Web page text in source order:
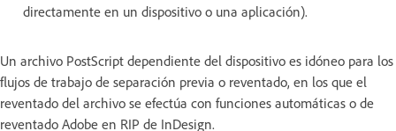
directamente en un dispositivo o una aplicación).
Un archivo PostScript dependiente del dispositivo es idóneo para los
flujos de trabajo de separación previa o reventado, en los que el
reventado del archivo se efectúa con funciones automáticas o de
reventado Adobe en RIP de InDesign.